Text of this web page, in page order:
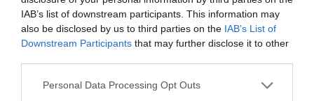
IAB’s list of downstream participants. This information may
also be disclosed by us to third parties on the IAB’s List of
Downstream Participants that may further disclose it to other
Personal Data Processing Opt Outs
cosmopolitan»